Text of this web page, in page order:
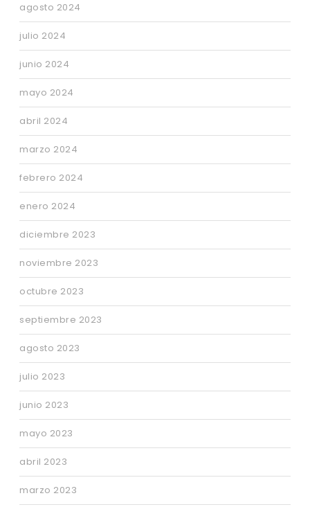
agosto 2024
julio 2024
junio 2024
mayo 2024
abril 2024
marzo 2024
febrero 2024
enero 2024
diciembre 2023
noviembre 2023
octubre 2023
septiembre 2023
agosto 2023
julio 2023
junio 2023
mayo 2023
abril 2023
marzo 2023